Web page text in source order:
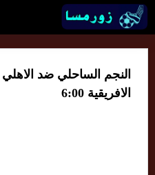
النجم الساحلي ضد
الافريقية 6:00